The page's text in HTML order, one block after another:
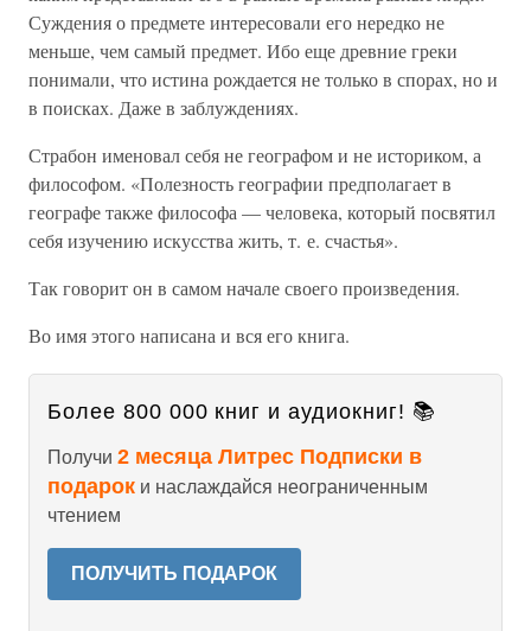
Суждения о предмете интересовали его нередко не
меньше, чем самый предмет. Ибо еще древние греки
понимали, что истина рождается не только в спорах, но и
в поисках. Даже в заблуждениях.
Страбон именовал себя не географом и не историком, а
философом. «Полезность географии предполагает в
географе также философа — человека, который посвятил
себя изучению искусства жить, т. е. счастья».
Так говорит он в самом начале своего произведения.
Во имя этого написана и вся его книга.
Более 800 000 книг и аудиокниг! 📚
Получи 2 месяца Литрес Подписки в
подарок и наслаждайся неограниченным
чтением
ПОЛУЧИТЬ ПОДАРОК